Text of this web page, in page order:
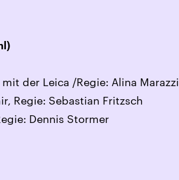
der Leica /Regie: Alina Marazzi
Regie: Sebastian Fritzsch
Dennis Stormer